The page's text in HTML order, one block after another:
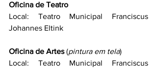
Oficina de Teatro
Local: Teatro Municipal Franciscus
Johannes Eltink
Oficina de Artes (pintura em tela)
Local: Teatro Municipal Franciscus